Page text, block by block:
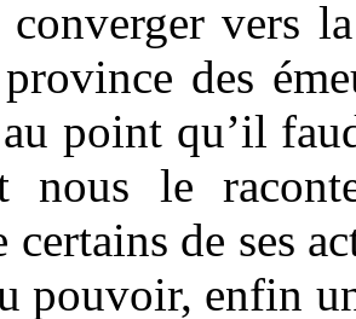
vers
des
point qu’il
nous le
certains de ses
pouvoir, enfin